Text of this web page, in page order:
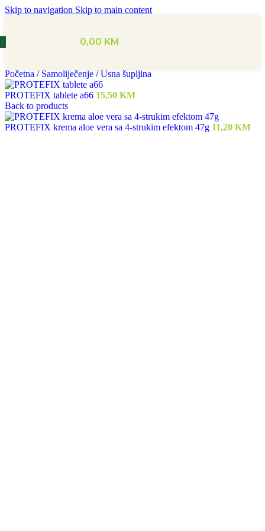
Skip to navigation Skip to main content
0,00 KM
Početna / Samoliječenje / Usna šupljina
PROTEFIX tablete a66 15,50 KM
Back to products
PROTEFIX krema aloe vera sa 4-strukim efektom 47g 11,20 KM